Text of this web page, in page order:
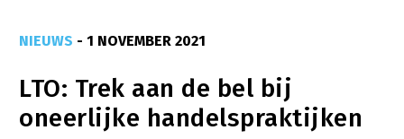
Goed eten
Mooi groen
NIEUWS - 1 NOVEMBER 2021
LTO: Trek aan de bel bij
oneerlijke handelspraktijken